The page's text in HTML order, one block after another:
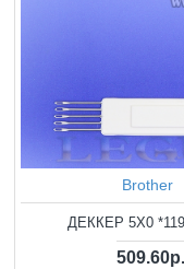
Brother
ДЕККЕР 5X0
509.60р.